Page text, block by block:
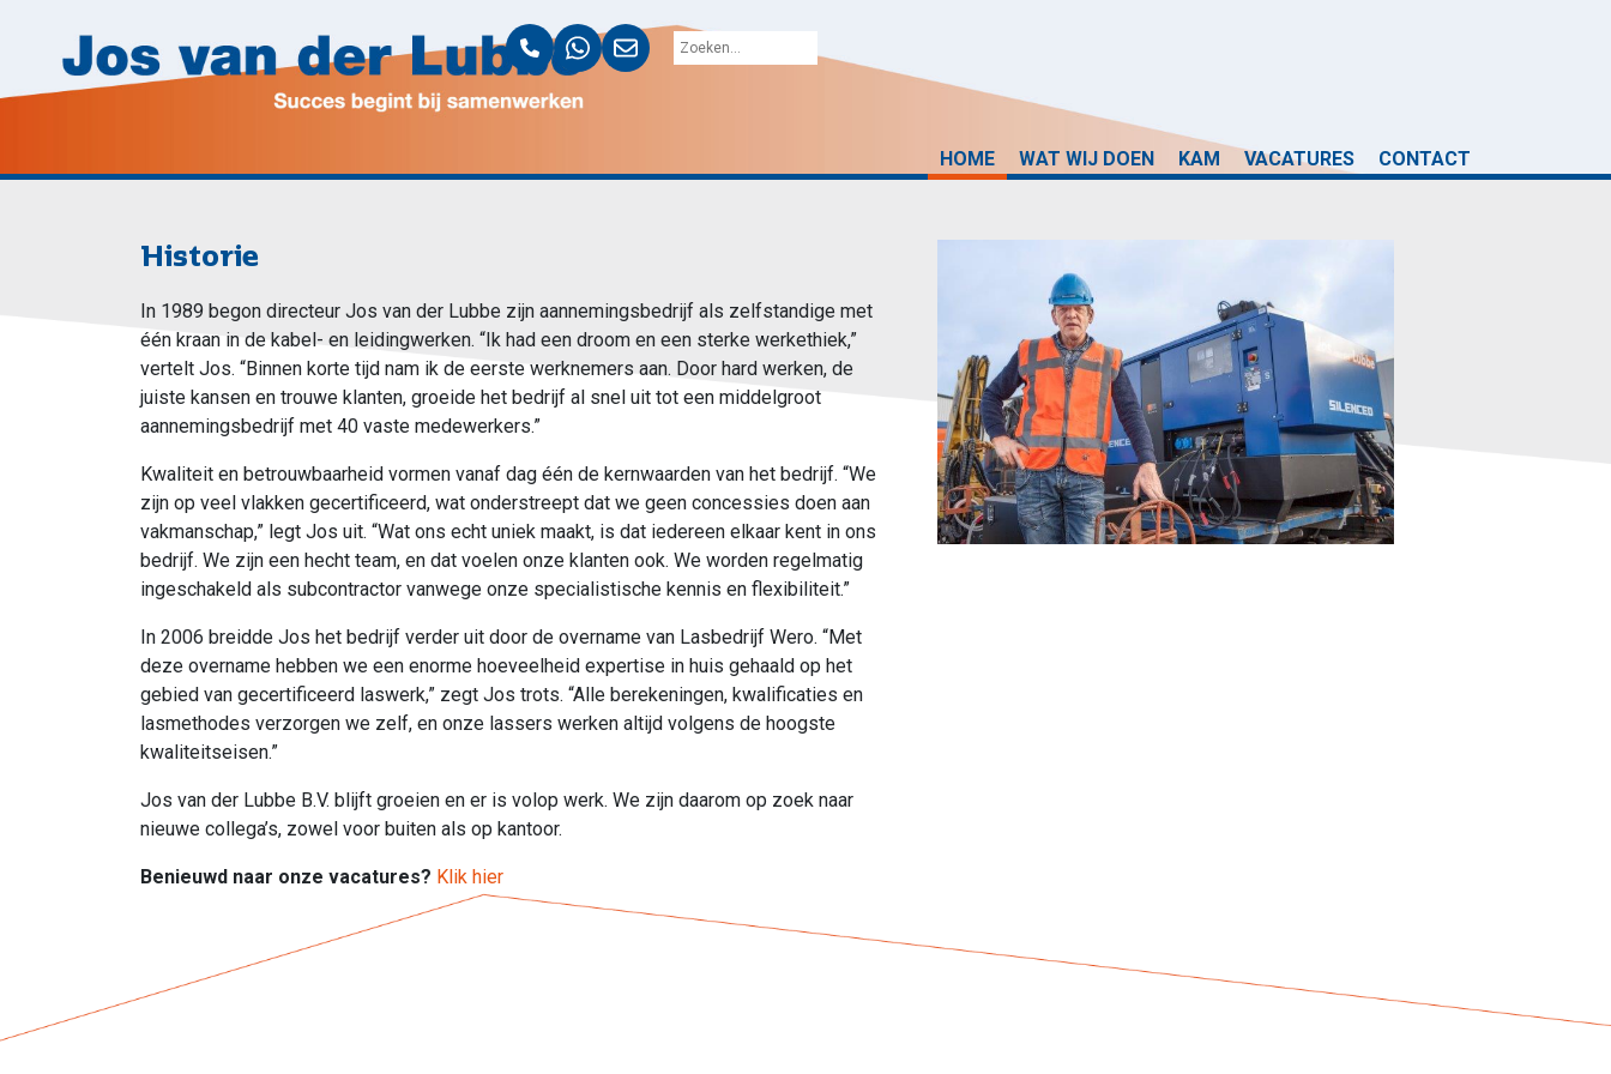
HOME WAT WIJ DOEN KAM VACATURES CONTACT
Historie
In 1989 begon directeur Jos van der Lubbe zijn aannemingsbedrijf als zelfstandige met
één kraan in de kabel- en leidingwerken. “Ik had een droom en een sterke werkethiek,”
vertelt Jos. “Binnen korte tijd nam ik de eerste werknemers aan. Door hard werken, de
juiste kansen en trouwe klanten, groeide het bedrijf al snel uit tot een middelgroot
aannemingsbedrijf met 40 vaste medewerkers.”
Kwaliteit en betrouwbaarheid vormen vanaf dag één de kernwaarden van het bedrijf. “We
zijn op veel vlakken gecertificeerd, wat onderstreept dat we geen concessies doen aan
vakmanschap,” legt Jos uit. “Wat ons echt uniek maakt, is dat iedereen elkaar kent in ons
bedrijf. We zijn een hecht team, en dat voelen onze klanten ook. We worden regelmatig
ingeschakeld als subcontractor vanwege onze specialistische kennis en flexibiliteit.”
In 2006 breidde Jos het bedrijf verder uit door de overname van Lasbedrijf Wero. “Met
deze overname hebben we een enorme hoeveelheid expertise in huis gehaald op het
gebied van gecertificeerd laswerk,” zegt Jos trots. “Alle berekeningen, kwalificaties en
lasmethodes verzorgen we zelf, en onze lassers werken altijd volgens de hoogste
kwaliteitseisen.”
Jos van der Lubbe B.V. blijft groeien en er is volop werk. We zijn daarom op zoek naar
nieuwe collega’s, zowel voor buiten als op kantoor.
Benieuwd naar onze vacatures? Klik hier